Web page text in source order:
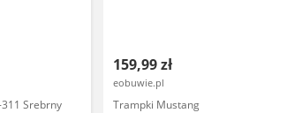
Srebrny
159,99 zł
eobuwie.pl
Trampki Mustang